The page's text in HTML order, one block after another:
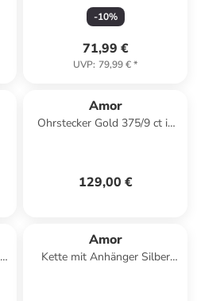
-10%
71,99 €
UVP: 79,99 €*
Amor
Ohrstecker Gold 375/9 ct in
129,00 €
Amor
Kette mit Anhänger Silber